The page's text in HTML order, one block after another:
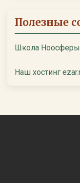
Полезные
Школа
Наш хостинг